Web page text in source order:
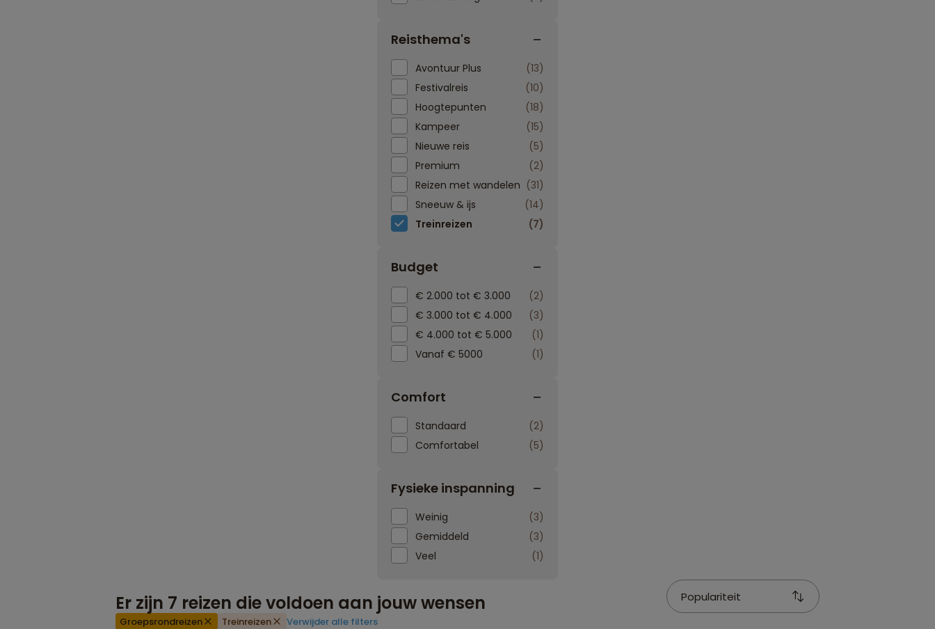
Reisthema's
Avontuur Plus
13
Festivalreis
10
Hoogtepunten
18
Kampeer
15
Nieuwe reis
5
Premium
2
Reizen met wandelen
31
Sneeuw & ijs
14
Treinreizen
7
Budget
€ 2.000 tot € 3.000
2
€ 3.000 tot € 4.000
3
€ 4.000 tot € 5.000
1
Vanaf € 5000
1
Comfort
Standaard
2
Comfortabel
5
Fysieke inspanning
Weinig
3
Gemiddeld
3
Veel
1
Er zijn 7 reizen die voldoen aan jouw wensen Populariteit
Groepsrondreizen Treinreizen
Verwijder alle filters